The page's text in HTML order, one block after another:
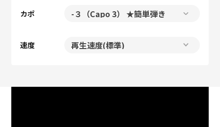
カポ
速度